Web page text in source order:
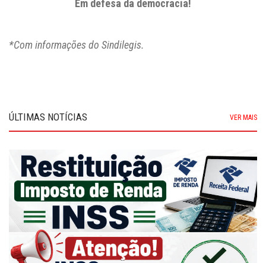
Em defesa da democracia!
*Com informações do Sindilegis.
ÚLTIMAS NOTÍCIAS VER MAIS